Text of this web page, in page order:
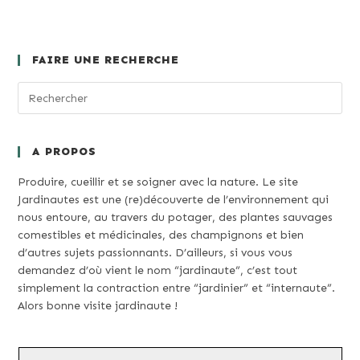
FAIRE UNE RECHERCHE
A PROPOS
Produire, cueillir et se soigner avec la nature. Le site
Jardinautes est une (re)découverte de l’environnement qui
nous entoure, au travers du potager, des plantes sauvages
comestibles et médicinales, des champignons et bien
d’autres sujets passionnants. D’ailleurs, si vous vous
demandez d’où vient le nom “jardinaute”, c’est tout
simplement la contraction entre “jardinier” et “internaute”.
Alors bonne visite jardinaute !